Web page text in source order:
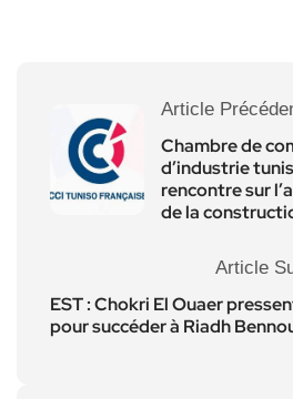
Article
Chambre de
d’industrie
rencontre sur
de la
Article
EST : Chokri El Ouaer
pour succéder à Riadh